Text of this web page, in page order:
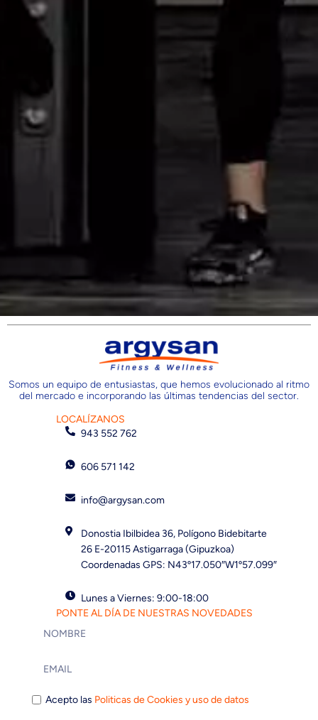
Somos un equipo de entusiastas, que hemos evolucionado al ritmo
del mercado e incorporando las últimas tendencias del sector.
LOCALÍZANOS
943 552 762
606 571 142
info@argysan.com
Donostia Ibilbidea 36, Polígono Bidebitarte
26 E-20115 Astigarraga (Gipuzkoa)
Coordenadas GPS: N43º17.050″W1º57.099″
Lunes a Viernes: 9:00-18:00
PONTE AL DÍA DE NUESTRAS NOVEDADES
Acepto las Politicas de Cookies y uso de datos